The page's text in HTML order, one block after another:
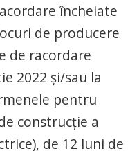
încheiate
de producere
de racordare
2022 şi/sau la
pentru
construcţie a
de 12 luni de